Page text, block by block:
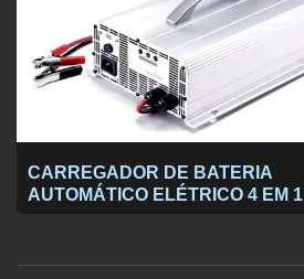
CARREGADOR DE BATERIA
AUTOMÁTICO ELÉTRICO 4 EM 1